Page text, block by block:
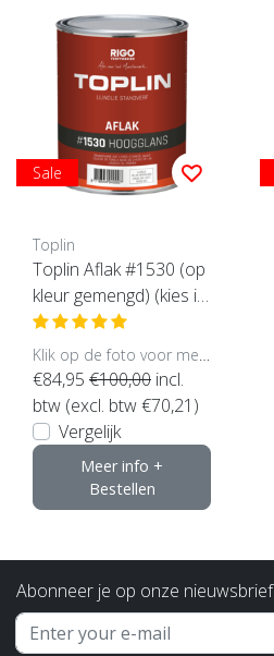
Sale
Toplin
Toplin Aflak #1530 (op
kleur gemengd) (kies in
houd en glans)
€84,95 €100,00 incl.
btw (excl. btw €70,21)
Vergelijk
Meer info +
Bestellen
Abonneer je op onze nieuwsbrief